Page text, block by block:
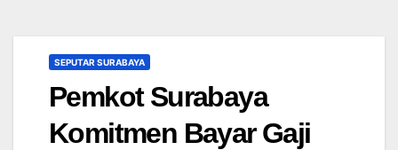
SEPUTAR SURABAYA
Pemkot Surabaya
Komitmen Bayar Gaji